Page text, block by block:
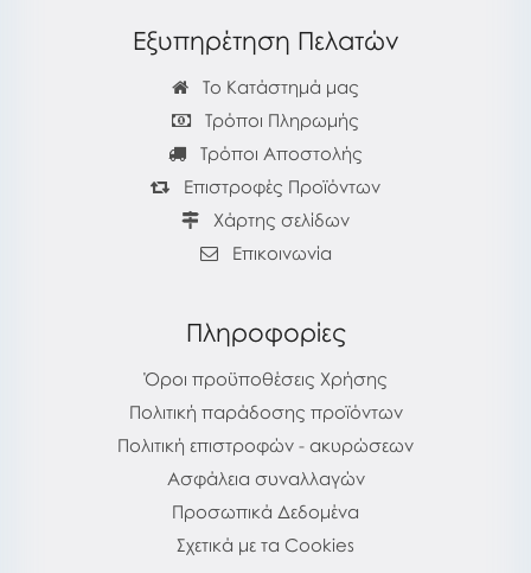
Εξυπηρέτηση Πελατών
Το Κατάστημά μας
Τρόποι Πληρωμής
Τρόποι Αποστολής
Επιστροφές Προϊόντων
Χάρτης σελίδων
Επικοινωνία
Πληροφορίες
Όροι προϋποθέσεις Χρήσης
Πολιτική παράδοσης προϊόντων
Πολιτική επιστροφών - ακυρώσεων
Ασφάλεια συναλλαγών
Προσωπικά Δεδομένα
Σχετικά με τα Cookies